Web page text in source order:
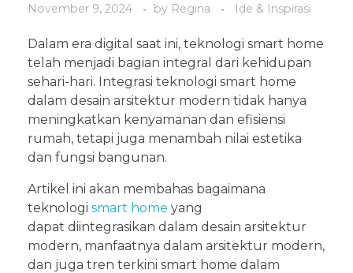
November 9, 2024 by Regina Ide & Inspirasi
Dalam era digital saat ini, teknologi smart home
telah menjadi bagian integral dari kehidupan
sehari-hari. Integrasi teknologi smart home
dalam desain arsitektur modern tidak hanya
meningkatkan kenyamanan dan efisiensi
rumah, tetapi juga menambah nilai estetika
dan fungsi bangunan.
Artikel ini akan membahas bagaimana
teknologi smart home yang
dapat diintegrasikan dalam desain arsitektur
modern, manfaatnya dalam arsitektur modern,
dan juga tren terkini smart home dalam